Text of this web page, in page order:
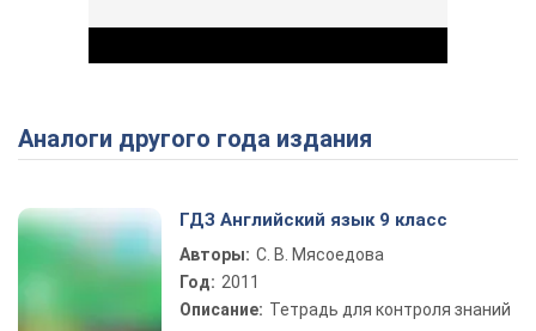
Play Video
Аналоги другого года издания
ГДЗ Английский язык 9 класс
Авторы: С. В. Мясоедова
Год: 2011
Описание: Тетрадь для контроля знаний